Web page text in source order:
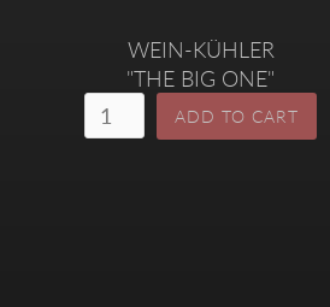
WEIN-KÜHLER
"THE BIG ONE"